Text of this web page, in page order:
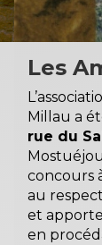
Les
Millau a
rue du
concours
au
et
en